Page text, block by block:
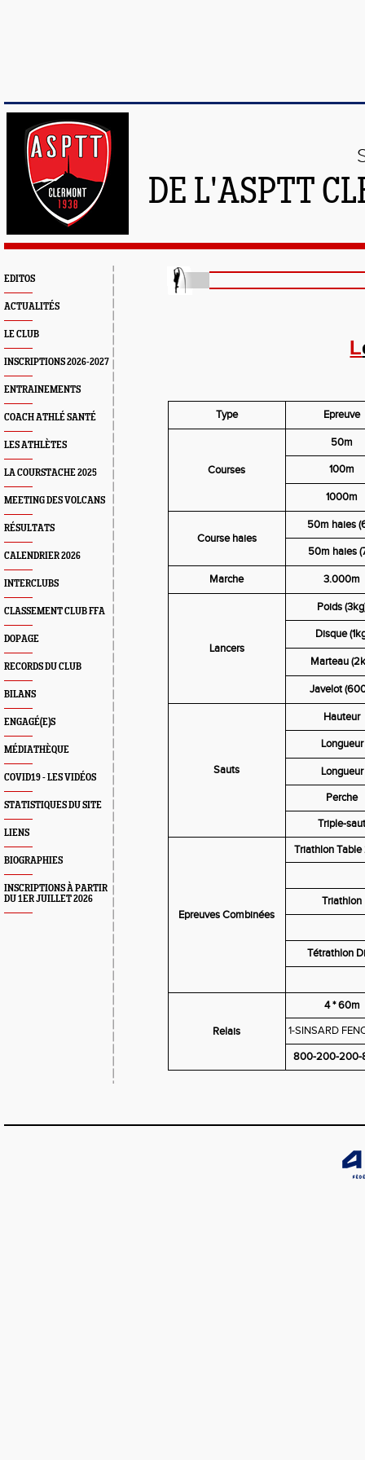
DE L'ASPTT
EDITOS
ACTUALITÉS
LE CLUB
INSCRIPTIONS 2026-2027
ENTRAINEMENTS
COACH ATHLÉ SANTÉ
LES ATHLÈTES
LA COURSTACHE 2025
MEETING DES VOLCANS
RÉSULTATS
CALENDRIER 2026
INTERCLUBS
CLASSEMENT CLUB FFA
DOPAGE
RECORDS DU CLUB
BILANS
ENGAGÉ(E)S
MÉDIATHÈQUE
COVID19 - LES VIDÉOS
STATISTIQUES DU SITE
LIENS
BIOGRAPHIES
INSCRIPTIONS À PARTIR
DU 1ER JUILLET 2026
L
Type Epreuve
Courses
50m
100m
1000m
Course haies
50m haies
50m haies
Marche 3.000m
Lancers
Poids
Disque
Marteau
Javelot
Sauts
Hauteur
Longueur
Longueur
Perche
Triple-
Epreuves Combinées
Triathlon
Triathlon
Tétrathlon
Relais
4 * 60m
1-SINSARD
800-200-200-